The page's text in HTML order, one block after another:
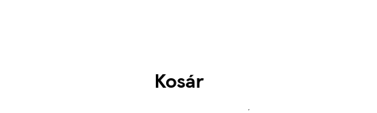
Kosár